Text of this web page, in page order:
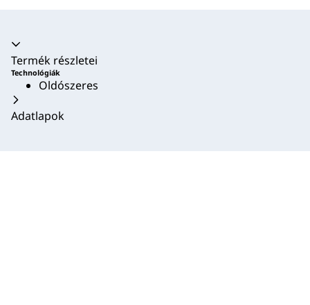
Akkordion összecsukva
Termék részletei
Technológiák
Oldószeres
Adatlapok